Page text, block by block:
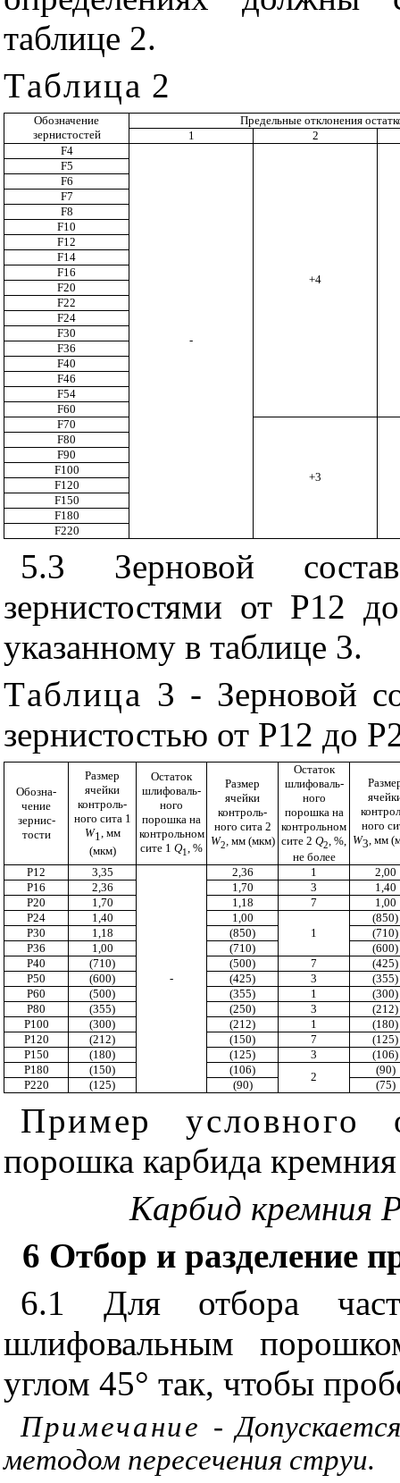
таблице 2.
Таблица 2
Обозначение
зернистостей
Предельные отклонения
1
2
F4
-
+4
F5
F6
F7
F8
F10
F12
F14
F16
F20
F22
F24
F30
F36
F40
F46
F54
F60
F70
+3
F80
F90
F100
F120
F150
F180
F220
5.3 Зерновой
зернистостями от Р12
указанному в таблице 3.
Таблица 3 - Зерновой
зернистостью от Р12 до
Обозна­
чение
зернис­
тости
Размер
ячейки
контроль­
ного сита 1
W1 мм
(мкм)
Остаток
шли­фоваль­
ного
порошка на
контроль­ном
сите 1 Q1 , %
Размер
ячейки
контроль­
ного сита 2
W2 мм (мкм)
Остаток
шли­фоваль­
ного
порошка на
контроль­ном
сите 2 Q2 , %,
не более
ного
W3 , мм
Р12 3,35
-
2,36 1
2,00
Р16
2,36 1,70 3
1,40
Р20
1,70 1,18 7
1,00
Р24
1,40
1,00
1
(850)
Р30
1,18 (850)
(710)
Р36
1,00 (710)
(600)
Р40
(710) (500) 7
(425)
Р50
(600) (425) 3
(355)
Р60
(500) (355) 1
(300)
Р80
(355) (250) 3
(212)
Р100
(300) (212) 1
(180)
Р120
(212) (150) 7
(125)
Р150
(180) (125) 3
(106)
Р180
(150) (106)
2
(90)
Р220
(125) (90) (75)
Пример условного
порошка карбида
Карбид кремния
6 Отбор и разделение
6.1 Для отбора
шлифовальным
углом 45° так, чтобы
Примечание -
методом пересечения струи.